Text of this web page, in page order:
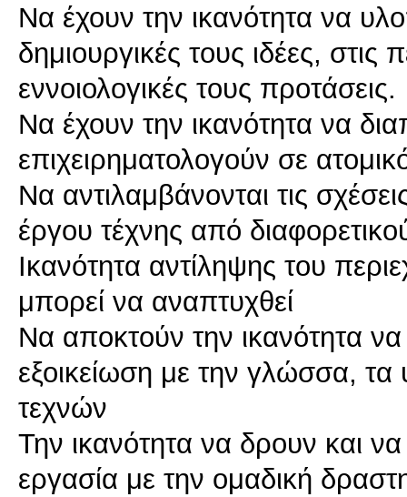
Να έχουν την ικανότητα να
δημιουργικές τους ιδέες, στις
εννοιολογικές τους προτάσεις.
Να έχουν την ικανότητα να
επιχειρηματολογούν σε
Να αντιλαμβάνονται τις
έργου τέχνης από
Ικανότητα αντίληψης του
μπορεί να αναπτυχθεί
Να αποκτούν την ικανότητα
εξοικείωση με την γλώσσα, τα
τεχνών
Την ικανότητα να δρουν και
εργασία με την ομαδική